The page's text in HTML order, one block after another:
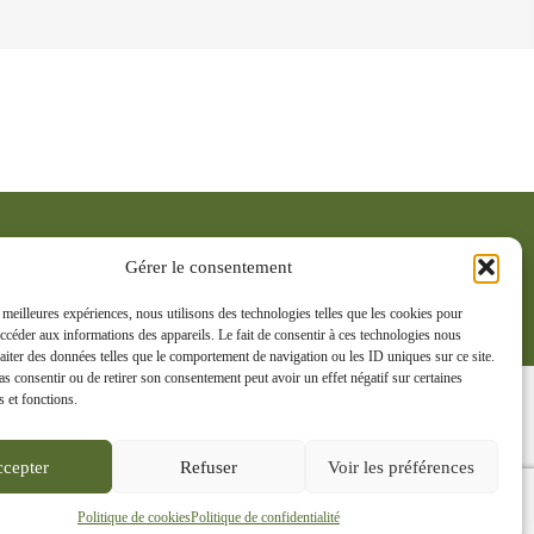
Gérer le consentement
expériences, nous utilisons des technologies telles que les cookies pour
aux informations des appareils. Le fait de consentir à ces technologies nous
des données telles que le comportement de navigation ou les ID uniques sur ce site.
consentir ou de retirer son consentement peut avoir un effet négatif sur certaines
et fonctions.
Refuser Voir les préférences
Politique de cookiesPolitique de confidentialité
NOS OBJECTIFS
Franche-Comté et d'ailleurs sur les
Politique de cookies